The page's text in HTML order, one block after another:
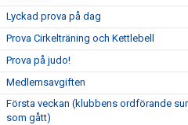
Lyckad prova på dag
Prova Cirkelträning och Kettlebell
Prova på judo!
Medlemsavgiften
Första veckan (klubbens ordförande
som gått)